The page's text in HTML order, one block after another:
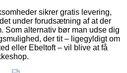
sikrer gratis levering,
under forudsætning af at der
Som alternativ bør man udse dig
der tit – ligegyldigt om
eller Ebeltoft – vil blive at få